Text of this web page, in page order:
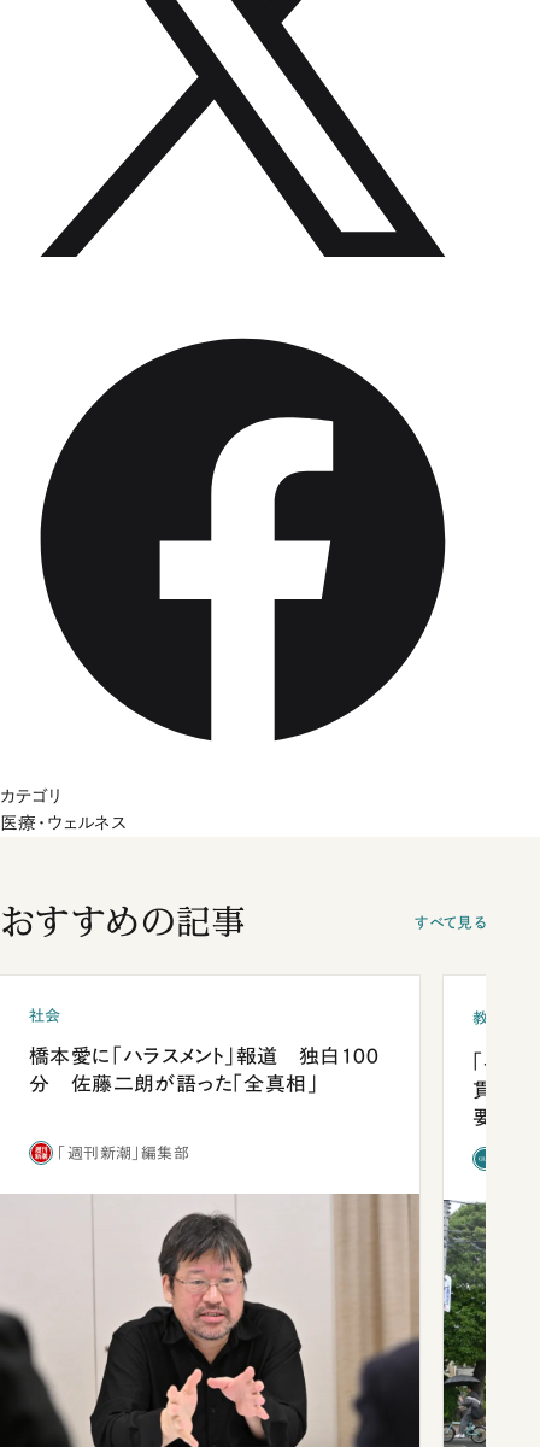
カテゴリ
医療・ウェルネス
おすすめの記事 すべて見る
社会
橋本愛に「ハラスメント」報道 独白100
分 佐藤二朗が語った「全真相」
「週刊新潮」編集部
教育
「早
貫校へ
要だっ